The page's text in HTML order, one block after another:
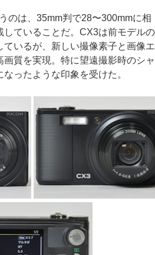
のは、35mm判で28〜300mmに相
していることだ。CX3は前モデルの
いるが、新しい撮像素子と画像エ
画質を実現。特に望遠撮影時のシャ
ったような印象を受けた。